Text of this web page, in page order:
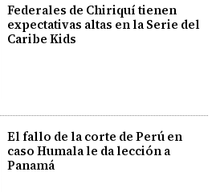
Federales de Chiriquí tienen
expectativas altas en la Serie del
Caribe Kids
El fallo de la corte de Perú en
caso Humala le da lección a
Panamá